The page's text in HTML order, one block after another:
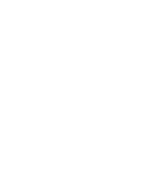
突查耒小煤矿湖南煤矿安全耒监
重庆公司注册_重庆注册公司_
【石家庄城角税务登记|税务登